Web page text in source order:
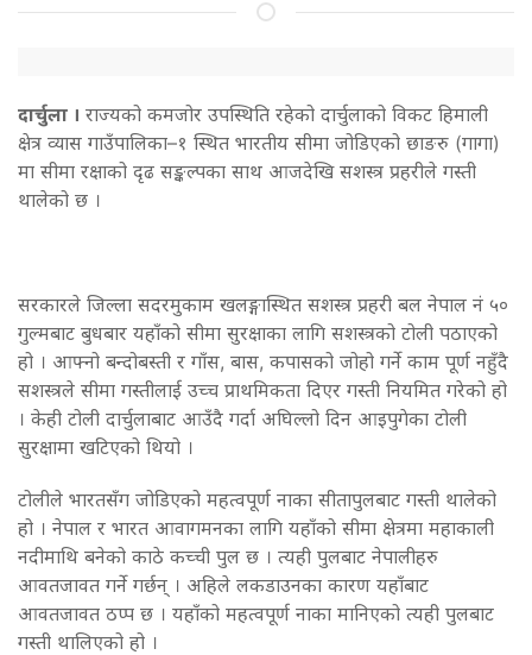
दार्चुला । राज्यको कमजोर उपस्थिति रहेको दार्चुलाको विकट हिमाली
क्षेत्र व्यास गाउँपालिका–१ स्थित भारतीय सीमा जोडिएको छाङरु (गागा)
मा सीमा रक्षाको दृढ सङ्कल्पका साथ आजदेखि सशस्त्र प्रहरीले गस्ती
थालेको छ ।
सरकारले जिल्ला सदरमुकाम खलङ्गास्थित सशस्त्र प्रहरी बल नेपाल नं ५०
गुल्मबाट बुधबार यहाँको सीमा सुरक्षाका लागि सशस्त्रको टोली पठाएको
हो । आफ्नो बन्दोबस्ती र गाँस, बास, कपासको जोहो गर्ने काम पूर्ण नहुँदै
सशस्त्रले सीमा गस्तीलाई उच्च प्राथमिकता दिएर गस्ती नियमित गरेको हो
। केही टोली दार्चुलाबाट आउँदै गर्दा अघिल्लो दिन आइपुगेका टोली
सुरक्षामा खटिएको थियो ।
टोलीले भारतसँग जोडिएको महत्वपूर्ण नाका सीतापुलबाट गस्ती थालेको
हो । नेपाल र भारत आवागमनका लागि यहाँको सीमा क्षेत्रमा महाकाली
नदीमाथि बनेको काठे कच्ची पुल छ । त्यही पुलबाट नेपालीहरु
आवतजावत गर्ने गर्छन् । अहिले लकडाउनका कारण यहाँबाट
आवतजावत ठप्प छ । यहाँको महत्वपूर्ण नाका मानिएको त्यही पुलबाट
गस्ती थालिएको हो ।